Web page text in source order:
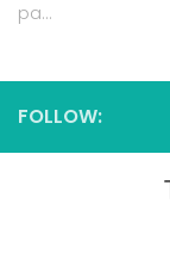
pa...
FOLLOW: